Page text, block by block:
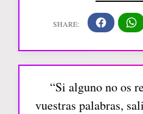
“Si alguno no os
vuestras palabras,